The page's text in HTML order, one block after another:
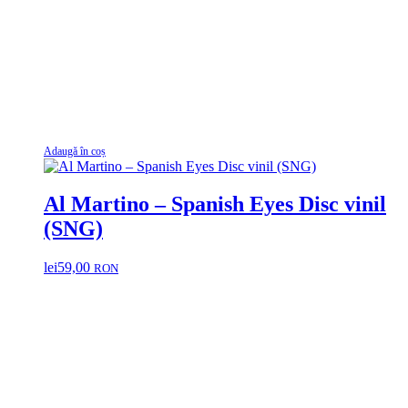
Adaugă în coș
Al Martino – Spanish Eyes Disc vinil
(SNG)
lei59,00 RON